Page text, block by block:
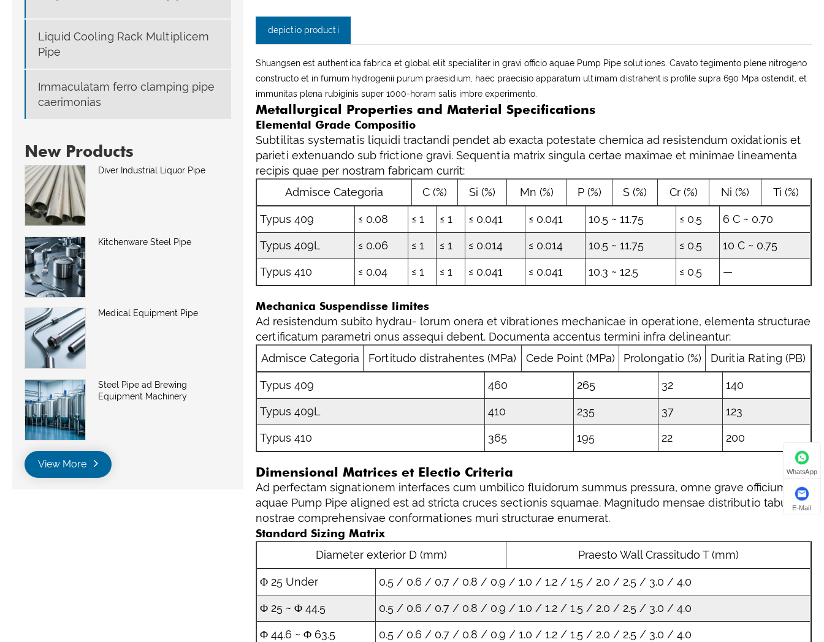
Liquid Cooling Rack Multiplicem
Pipe
Immaculatam ferro clamping pipe
caerimonias
New Products
Diver Industrial Liquor Pipe
Kitchenware Steel Pipe
Medical Equipment Pipe
Steel Pipe ad Brewing
Equipment Machinery
View More
depictio producti
Shuangsen est authentica fabrica et global elit specialiter in gravi officio aquae Pump Pipe solutiones. Cavato tegimento plene nitrogeno
constructo et in furnum hydrogenii purum praesidium, haec praecisio apparatum ultimam distrahentis profile supra 690 Mpa ostendit, et
immunitas plena rubiginis super 1000-horam salis imbre experimento.
Metallurgical Properties and Material Specifications
Elemental Grade Compositio
Subtilitas systematis liquidi tractandi pendet ab exacta potestate chemica ad resistendum oxidationis et
parieti extenuando sub frictione gravi. Sequentia matrix singula certae maximae et minimae lineamenta
recipis quae per nostram fabricam currit:
Admisce Categoria
C (%) Si (%) Mn (%) P (%) S (%) Cr (%) Ni (%) Ti (%)
Typus 409 ≤ 0.08 ≤ 1 ≤ 1 ≤ 0.041 ≤ 0.041 10.5 ~ 11.75 ≤ 0.5 6 C ~ 0.70
Typus 409L ≤ 0.06 ≤ 1 ≤ 1 ≤ 0.014 ≤ 0.014 10.5 ~ 11.75 ≤ 0.5 10 C ~ 0.75
Typus 410 ≤ 0.04 ≤ 1 ≤ 1 ≤ 0.041 ≤ 0.041 10.3 ~ 12.5 ≤ 0.5 —
Mechanica Suspendisse limites
Ad resistendum subito hydrau- lorum onera et vibrationes mechanicae in operatione, elementa structurae
certificatum parametri onus assequi debent. Documenta accentus termini infra delineantur:
Admisce Categoria
Fortitudo distrahentes (MPa) Cede Point (MPa) Prolongatio (%) Duritia Rating (PB)
Typus 409 460 265 32 140
Typus 409L 410 235 37 123
Typus 410 365 195 22 200
Dimensional Matrices et Electio Criteria
Ad perfectam signationem interfaces cum umbilico fluidorum summus pressura, omne grave officium
aquae Pump Pipe aligned est ad stricta cruces sectionis squamae. Magnitudo mensae distributio tabulae
nostrae comprehensivae conformationes muri structurae enumerat.
Standard Sizing Matrix
Diameter exterior D (mm)
Praesto Wall Crassitudo T (mm)
Φ 25 Under 0.5 / 0.6 / 0.7 / 0.8 / 0.9 / 1.0 / 1.2 / 1.5 / 2.0 / 2.5 / 3.0 / 4.0
Φ 25 ~ Φ 44.5 0.5 / 0.6 / 0.7 / 0.8 / 0.9 / 1.0 / 1.2 / 1.5 / 2.0 / 2.5 / 3.0 / 4.0
Φ 44.6 ~ Φ 63.5 0.5 / 0.6 / 0.7 / 0.8 / 0.9 / 1.0 / 1.2 / 1.5 / 2.0 / 2.5 / 3.0 / 4.0
WhatsApp
E-Mail